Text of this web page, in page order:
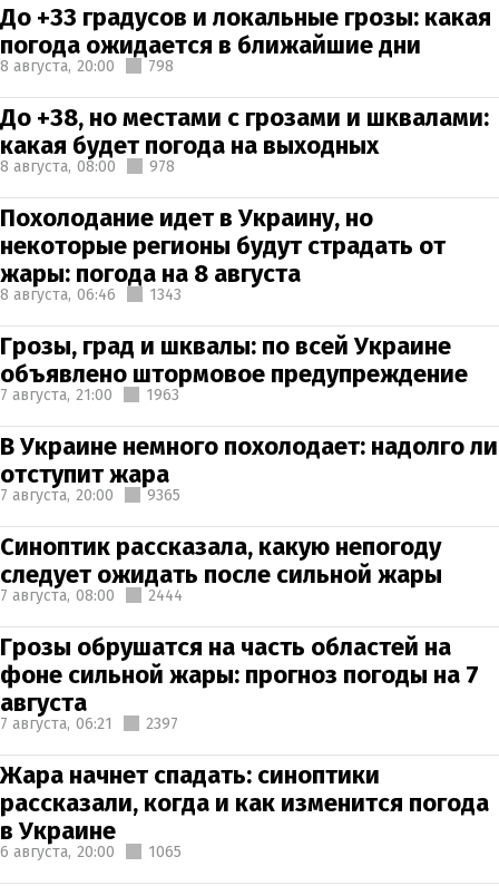
До +33 градусов и локальные грозы: какая
погода ожидается в ближайшие дни
8 августа, 20:00 798
До +38, но местами с грозами и шквалами:
какая будет погода на выходных
8 августа, 08:00 978
Похолодание идет в Украину, но
некоторые регионы будут страдать от
жары: погода на 8 августа
8 августа, 06:46 1343
Грозы, град и шквалы: по всей Украине
объявлено штормовое предупреждение
7 августа, 21:00 1963
В Украине немного похолодает: надолго ли
отступит жара
7 августа, 20:00 9365
Синоптик рассказала, какую непогоду
следует ожидать после сильной жары
7 августа, 08:00 2444
Грозы обрушатся на часть областей на
фоне сильной жары: прогноз погоды на 7
августа
7 августа, 06:21 2397
Жара начнет спадать: синоптики
рассказали, когда и как изменится погода
в Украине
6 августа, 20:00 1065